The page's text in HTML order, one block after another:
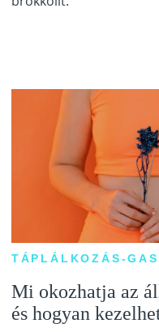
TÁPLÁLKOZÁS-
Mi okozhatja az
és hogyan